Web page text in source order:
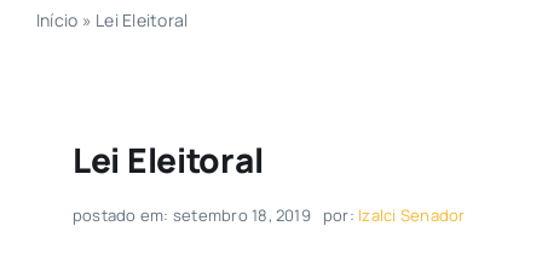
Início » Lei Eleitoral
Lei Eleitoral
postado em: setembro 18, 2019 por: Izalci Senador